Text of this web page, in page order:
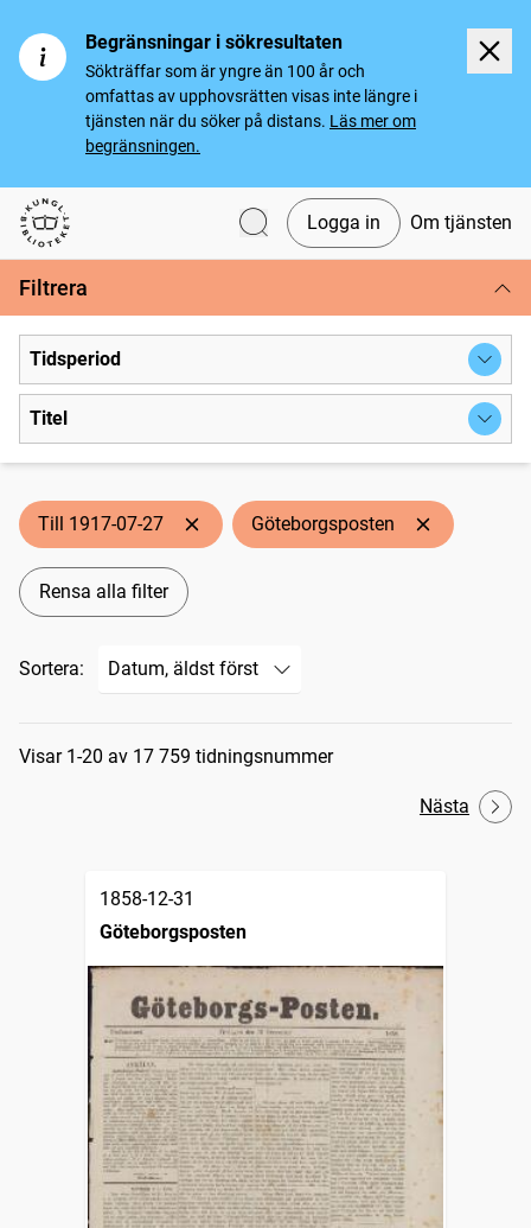
Begränsningar i sökresultaten
Sökträffar som är yngre än 100 år och
omfattas av upphovsrätten visas inte längre i
tjänsten när du söker på distans. Läs mer om
begränsningen.
Svenska tidningar
Logga in Om tjänsten
Filtrera
Tidsperiod
Titel
Till 1917-07-27 Göteborgsposten
Rensa alla filter
Sortera:
Sökresultat
Visar 1-20 av 17 759 tidningsnummer
Nästa
1858-12-31
Göteborgsposten